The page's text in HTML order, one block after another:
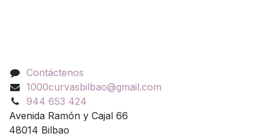
Contáctenos
1000curvasbilbao@gmail.com
944 653 424
Avenida Ramón y Cajal 66
48014 Bilbao